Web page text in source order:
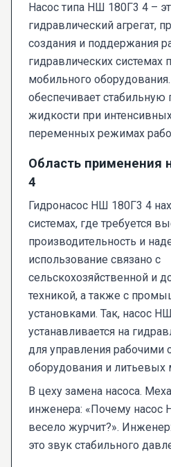
Насос типа НШ 180Г3 4 –
гидравлический агрегат,
создания и поддержания
гидравлических
мобильного оборудования.
обеспечивает стабильную
жидкости при
переменных режимах
Область применения
4
Гидронасос НШ 180Г3 4
системах, где требуется
производительность и
использование связано с
сельскохозяйственной и
техникой, а также с
установками. Так, насос
устанавливается на
для управления рабочими
оборудования и литьевых
В цеху замена насоса.
инженера: «Почему насос
весело журчит?».
это звук стабильного